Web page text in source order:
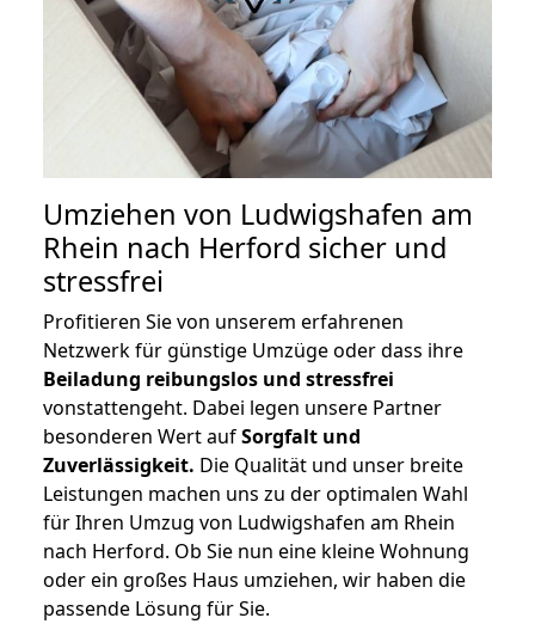
Umziehen von Ludwigshafen am
Rhein nach Herford sicher und
stressfrei
Profitieren Sie von unserem erfahrenen
Netzwerk für günstige Umzüge oder dass ihre
Beiladung reibungslos und stressfrei
vonstattengeht. Dabei legen unsere Partner
besonderen Wert aufSorgfalt und
Zuverlässigkeit. Die Qualität und unser breite
Leistungen machen uns zu der optimalen Wahl
für Ihren Umzug von Ludwigshafen am Rhein
nach Herford. Ob Sie nun eine kleine Wohnung
oder ein großes Haus umziehen, wir haben die
passende Lösung für Sie.